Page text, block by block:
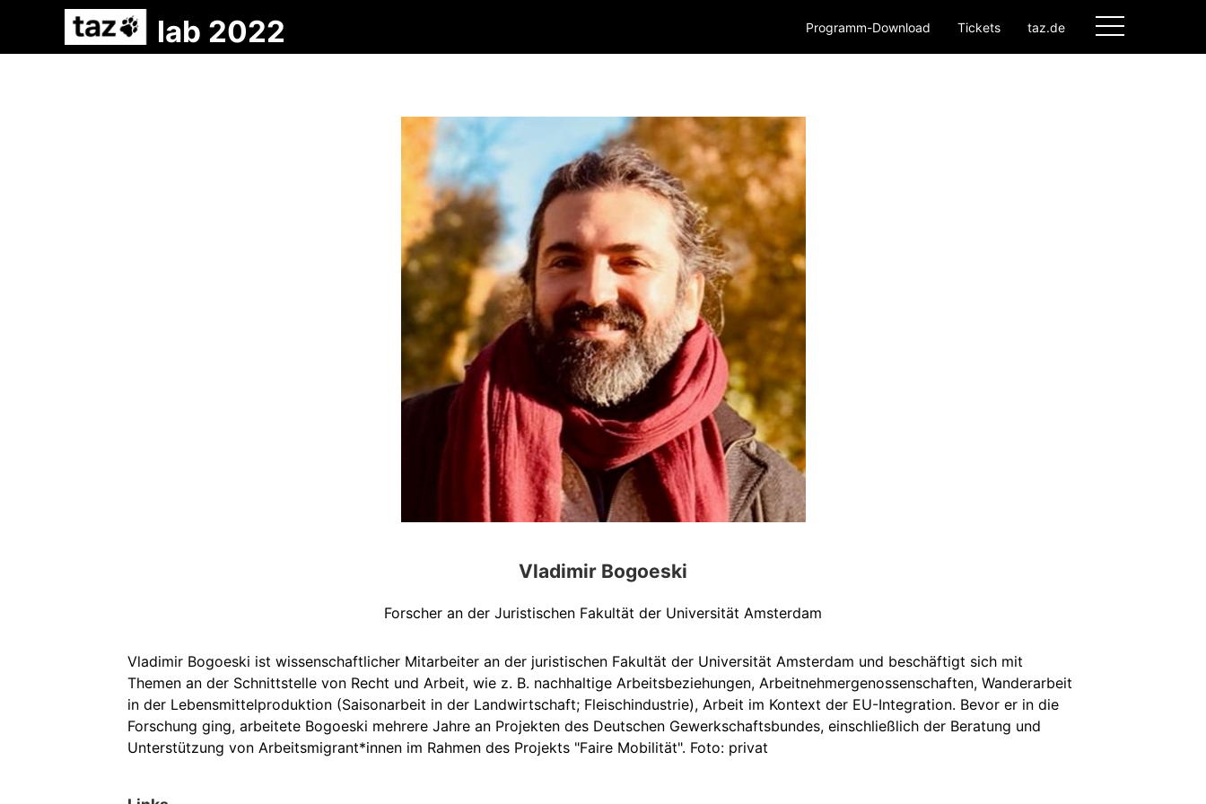
lab 2022 Programm-Download Tickets taz.de
Vladimir Bogoeski
Forscher an der Juristischen Fakultät der Universität Amsterdam
Vladimir Bogoeski ist wissenschaftlicher Mitarbeiter an der juristischen Fakultät der Universität Amsterdam und beschäftigt sich mit
Themen an der Schnittstelle von Recht und Arbeit, wie z. B. nachhaltige Arbeitsbeziehungen, Arbeitnehmergenossenschaften, Wanderarbeit
in der Lebensmittelproduktion (Saisonarbeit in der Landwirtschaft; Fleischindustrie), Arbeit im Kontext der EU-Integration. Bevor er in die
Forschung ging, arbeitete Bogoeski mehrere Jahre an Projekten des Deutschen Gewerkschaftsbundes, einschließlich der Beratung und
Unterstützung von Arbeitsmigrant*innen im Rahmen des Projekts "Faire Mobilität". Foto: privat